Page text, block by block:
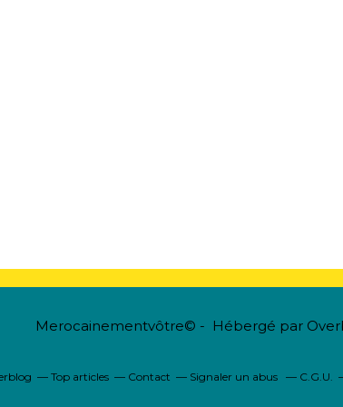
Merocainementvôtre© - Hébergé par
Top articles Contact Signaler un abus C.G.U.